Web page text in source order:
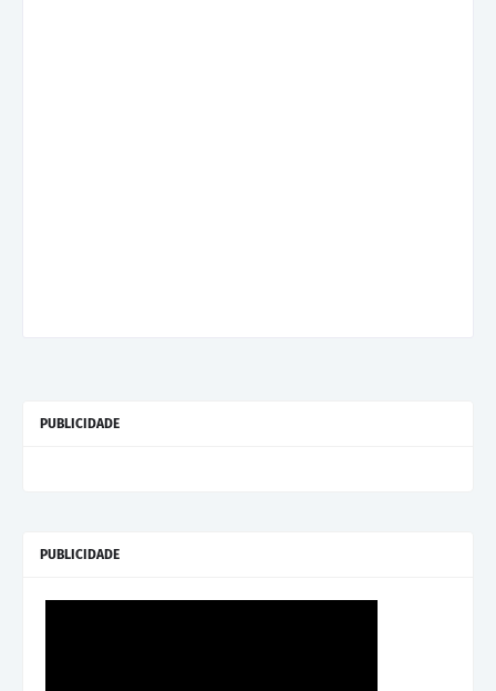
PUBLICIDADE
PUBLICIDADE